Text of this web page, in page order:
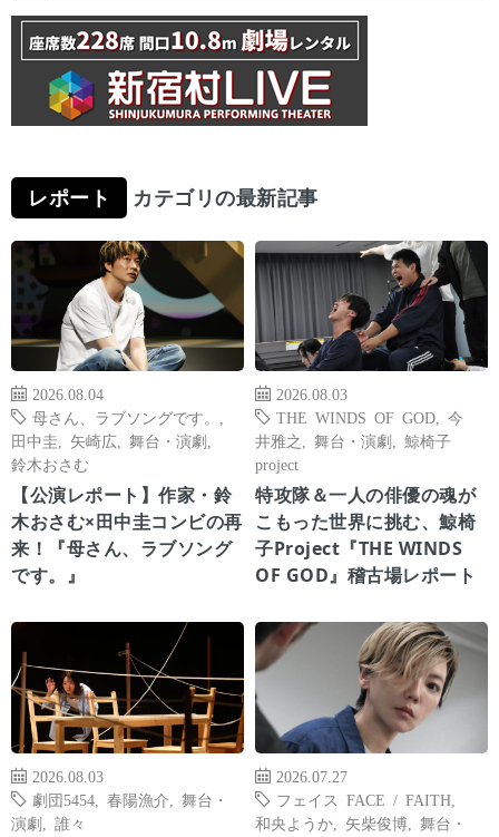
レポート カテゴリの最新記事
2026.08.04
母さん、ラブソングです。
田中圭
矢崎広 舞台・演劇
鈴木おさむ
【公演レポート】作家・鈴
木おさむ×田中圭コンビの再
来！『母さん、ラブソング
です。』
2026.08.03
THE WINDS OF GOD
今
井雅之
舞台・演劇
鯨椅子
project
特攻隊＆一人の俳優の魂が
こもった世界に挑む、鯨椅
子Project『THE WINDS
OF GOD』稽古場レポート
2026.08.03
劇団5454
春陽漁介
舞台・
演劇
誰々
2026.07.27
フェイス FACE / FAITH
和央ようか
矢柴俊博
舞台・